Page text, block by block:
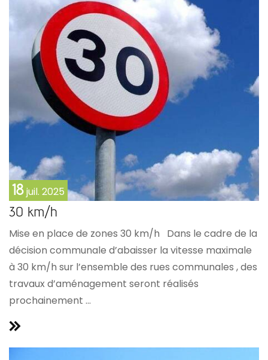
18juil. 2025
30 km/h
Mise en place de zones 30 km/h Dans le cadre de la
décision communale d’abaisser la vitesse maximale
à 30 km/h sur l’ensemble des rues communales , des
travaux d’aménagement seront réalisés
prochainement ...